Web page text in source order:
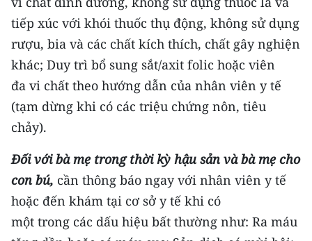
tiếp xúc với khói thuốc thụ động, không sử dụng
rượu, bia và các chất kích thích, chất gây nghiện
khác; Duy trì bổ sung sắt/axit folic hoặc viên
đa vi chất theo hướng dẫn của nhân viên y tế
(tạm dừng khi có các triệu chứng nôn, tiêu
chảy).
Đối với bà mẹ trong thời kỳ hậu sản và bà mẹ cho
con bú, cần thông báo ngay với nhân viên y tế
hoặc đến khám tại cơ sở y tế khi có
một trong các dấu hiệu bất thường như: Ra máu